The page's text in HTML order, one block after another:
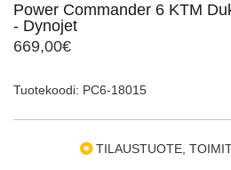
Power Commander 6 KTM
- Dynojet
669,00€
Tuotekoodi: PC6-18015
TILAUSTUOTE,